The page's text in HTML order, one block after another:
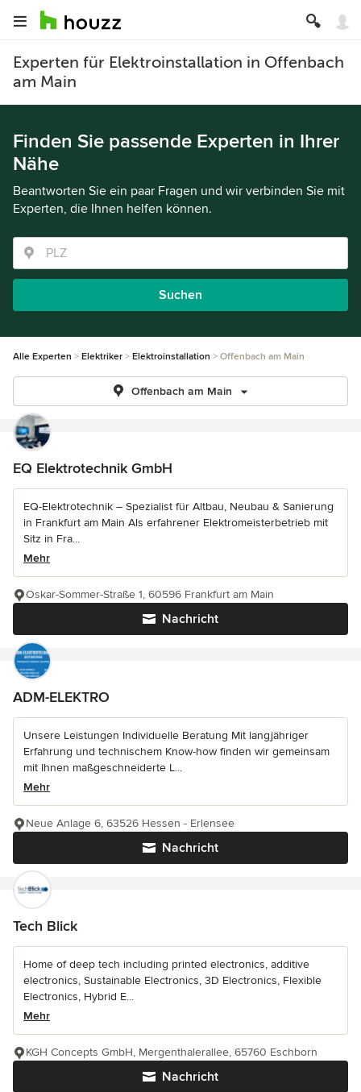
Experten für Elektroinstallation in Offenbach
am Main
Finden Sie passende Experten in Ihrer
Nähe
Beantworten Sie ein paar Fragen und wir verbinden Sie mit
Experten, die Ihnen helfen können.
Suchen
Alle Experten Elektriker Elektroinstallation Offenbach am Main
Offenbach am Main
EQ Elektrotechnik GmbH
EQ-Elektrotechnik – Spezialist für Altbau, Neubau & Sanierung
in Frankfurt am Main Als erfahrener Elektromeisterbetrieb mit
Sitz in Fra...
Mehr
Nachricht
Oskar-Sommer-Straße 1, 60596 Frankfurt am Main
ADM-ELEKTRO
Unsere Leistungen Individuelle Beratung Mit langjähriger
Erfahrung und technischem Know-how finden wir gemeinsam
mit Ihnen maßgeschneiderte L...
Mehr
Nachricht
Neue Anlage 6, 63526 Hessen - Erlensee
Tech Blick
Home of deep tech including printed electronics, additive
electronics, Sustainable Electronics, 3D Electronics, Flexible
Electronics, Hybrid E...
Mehr
Nachricht
KGH Concepts GmbH, Mergenthalerallee, 65760 Eschborn